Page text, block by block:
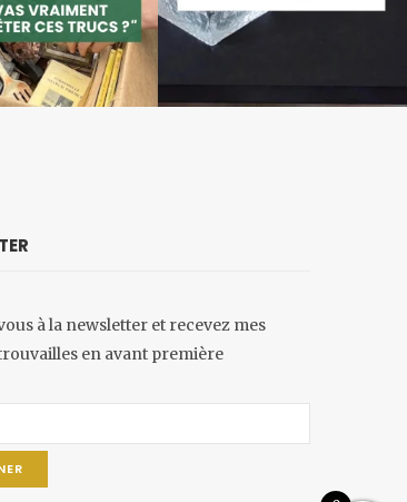
à la newsletter et recevez mes
en avant première